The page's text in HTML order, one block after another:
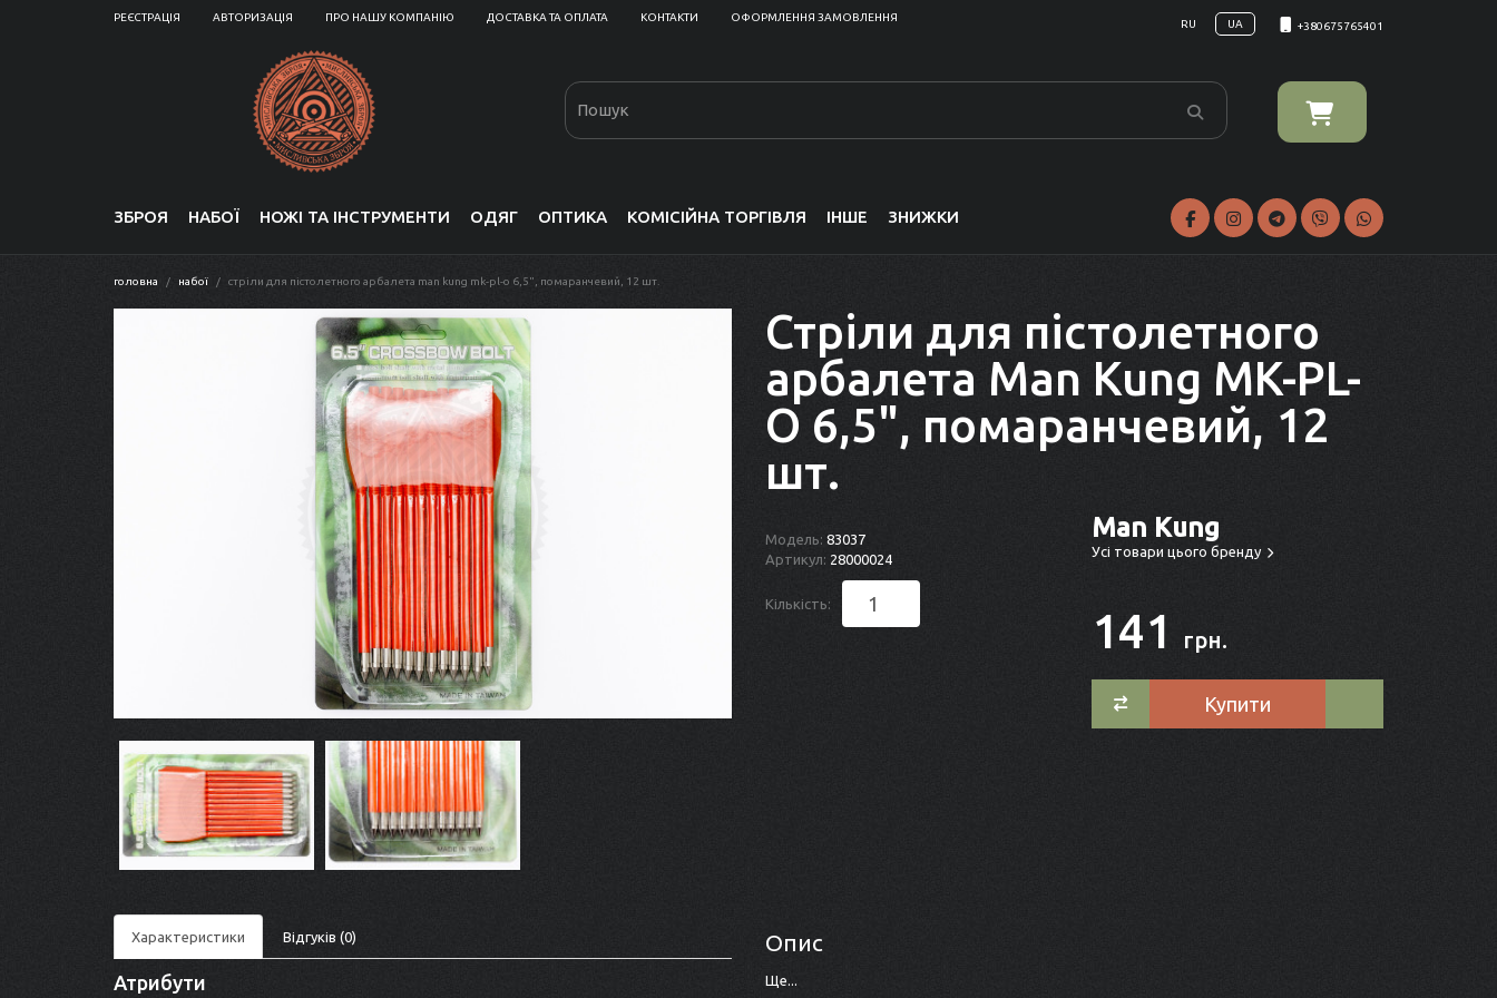
РЕЄСТРАЦІЯ АВТОРИЗАЦІЯ ПРО НАШУ КОМПАНІЮ ДОСТАВКА ТА ОПЛАТА КОНТАКТИ ОФОРМЛЕННЯ ЗАМОВЛЕННЯ
RU UA +380675765401
ЗБРОЯ НАБОЇ НОЖІ ТА ІНСТРУМЕНТИ ОДЯГ ОПТИКА КОМІСІЙНА ТОРГІВЛЯ ІНШЕ ЗНИЖКИ
головна набої стріли для пістолетного арбалета man kung mk-pl-o 6,5", помаранчевий, 12 шт.
Стріли для пістолетного
арбалета Man Kung MK-PL-
O 6,5", помаранчевий, 12
шт.
Модель: 83037
Артикул: 28000024
Кількість:
Man Kung
Усі товари цього бренду
141 грн.
Купити
Характеристики Відгуків (0)
Атрибути
Опис
Ще...